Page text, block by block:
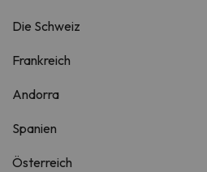
Die Schweiz
Frankreich
Andorra
Spanien
Österreich